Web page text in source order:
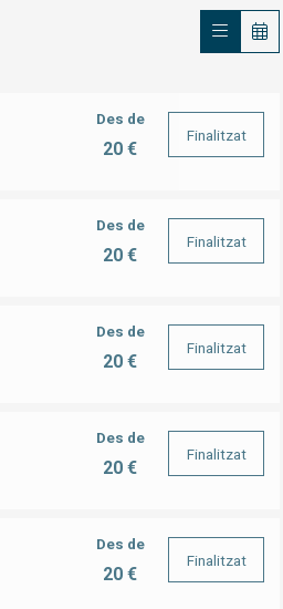
Des de
20 €
Finalitzat
Des de
20 €
Finalitzat
Des de
20 €
Finalitzat
Des de
20 €
Finalitzat
Des de
20 €
Finalitzat